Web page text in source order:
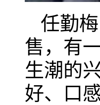
任勤
售，有
生潮的
好、口